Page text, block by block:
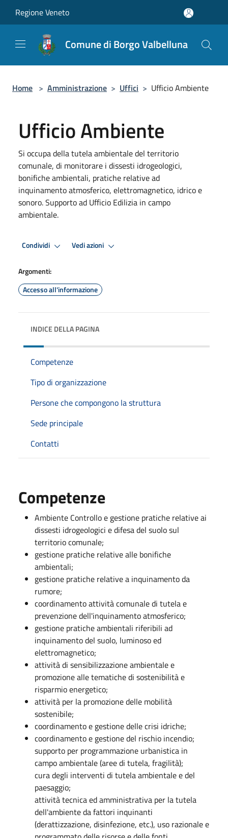
Regione Veneto
Comune di Borgo Valbelluna
Home > Amministrazione > Uffici > Ufficio Ambiente
Ufficio Ambiente
Si occupa della tutela ambientale del territorio
comunale, di monitorare i dissesti idrogeologici,
bonifiche ambientali, pratiche relative ad
inquinamento atmosferico, elettromagnetico, idrico e
sonoro. Supporto ad Ufficio Edilizia in campo
ambientale.
Condividi Vedi azioni
Argomenti:
Accesso all'informazione
INDICE DELLA PAGINA
Competenze
Tipo di organizzazione
Persone che compongono la struttura
Sede principale
Contatti
Competenze
Ambiente Controllo e gestione pratiche relative ai
dissesti idrogeologici e difesa del suolo sul
territorio comunale;
gestione pratiche relative alle bonifiche
ambientali;
gestione pratiche relative a inquinamento da
rumore;
coordinamento attività comunale di tutela e
prevenzione dell'inquinamento atmosferico;
gestione pratiche ambientali riferibili ad
inquinamento del suolo, luminoso ed
elettromagnetico;
attività di sensibilizzazione ambientale e
promozione alle tematiche di sostenibilità e
risparmio energetico;
attività per la promozione delle mobilità
sostenibile;
coordinamento e gestione delle crisi idriche;
coordinamento e gestione del rischio incendio;
supporto per programmazione urbanistica in
campo ambientale (aree di tutela, fragilità);
cura degli interventi di tutela ambientale e del
paesaggio;
attività tecnica ed amministrativa per la tutela
dell'ambiente da fattori inquinanti
(derattizzazione, disinfezione, etc.), uso razionale e